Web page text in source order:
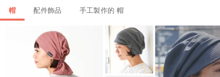
帽 配件飾品 手工製作的 帽